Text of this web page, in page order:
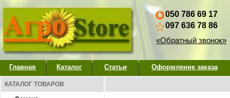
050 786 69 17
097 636 78 86
«Обратный звонок»
Главная Каталог Статьи Оформление заказа
КАТАЛОГ ТОВАРОВ